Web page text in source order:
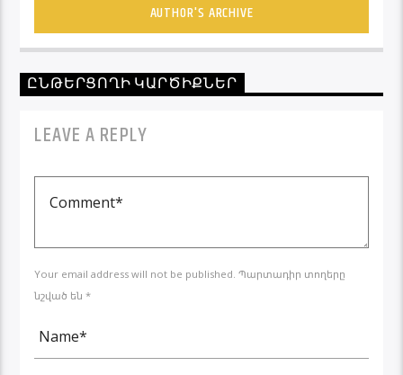
AUTHOR'S ARCHIVE
ԸՆԹԵՐՑՈՂԻ ԿԱՐԾԻՔՆԵՐ
LEAVE A REPLY
Your email address will not be published. Պարտադիր տողերը
նշված են *